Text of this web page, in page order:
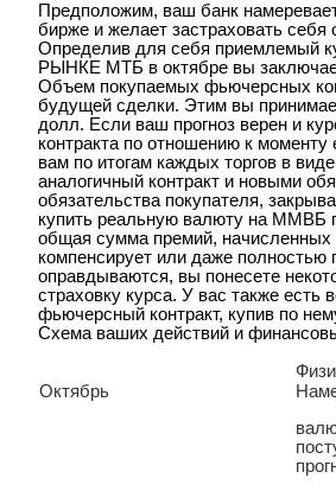
Предположим, ваш банк
бирже и желает застраховать себя
Определив для себя приемлемый
РЫНКЕ МТБ в октябре вы
Объем покупаемых фьючерсных
будущей сделки. Этим вы
долл. Если ваш прогноз верен и
контракта по отношению к моменту
вам по итогам каждых торгов в
аналогичный контракт и новыми
обязательства покупателя,
купить реальную валюту на ММВБ
общая сумма премий,
компенсирует или даже полностью
оправдываются, вы понесете
страховку курса. У вас также
фьючерсный контракт, купив по
Схема ваших действий и
Октябрь